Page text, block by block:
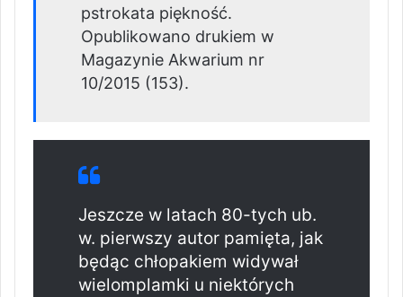
pstrokata piękność.
Opublikowano drukiem w
Magazynie Akwarium nr
10/2015 (153).
Jeszcze w latach 80-tych ub.
w. pierwszy autor pamięta, jak
będąc chłopakiem widywał
wielomplamki u niektórych